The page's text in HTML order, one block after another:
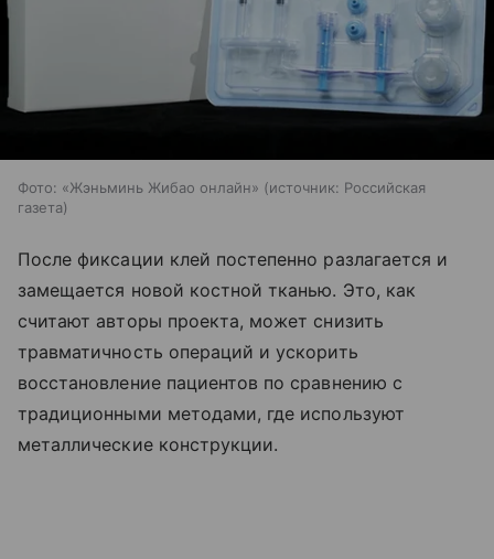
Фото: «Жэньминь Жибао онлайн» источник: Российская
газета
После фиксации клей постепенно разлагается и
замещается новой костной тканью. Это, как
считают авторы проекта, может снизить
травматичность операций и ускорить
восстановление пациентов по сравнению с
традиционными методами, где используют
металлические конструкции.